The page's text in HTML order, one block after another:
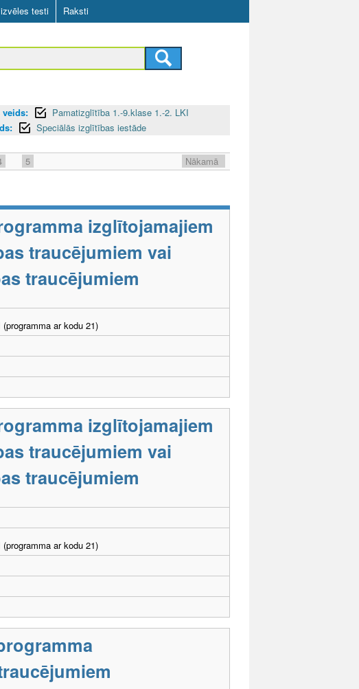
testi Raksti
veids:
Pamatizglītība 1.-9.klase 1.-2. LKI
Speciālās izglītības iestāde
5
Nākamā
izglītojamajiem
traucējumiem vai
traucējumiem
ar kodu 21)
izglītojamajiem
traucējumiem vai
traucējumiem
ar kodu 21)